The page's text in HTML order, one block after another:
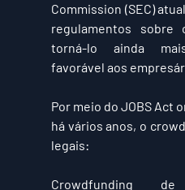
Commission (SEC)
regulamentos sobre
torná-lo ainda
favorável aos
Por meio do JOBS Act
há vários anos, o
legais:
Crowdfunding